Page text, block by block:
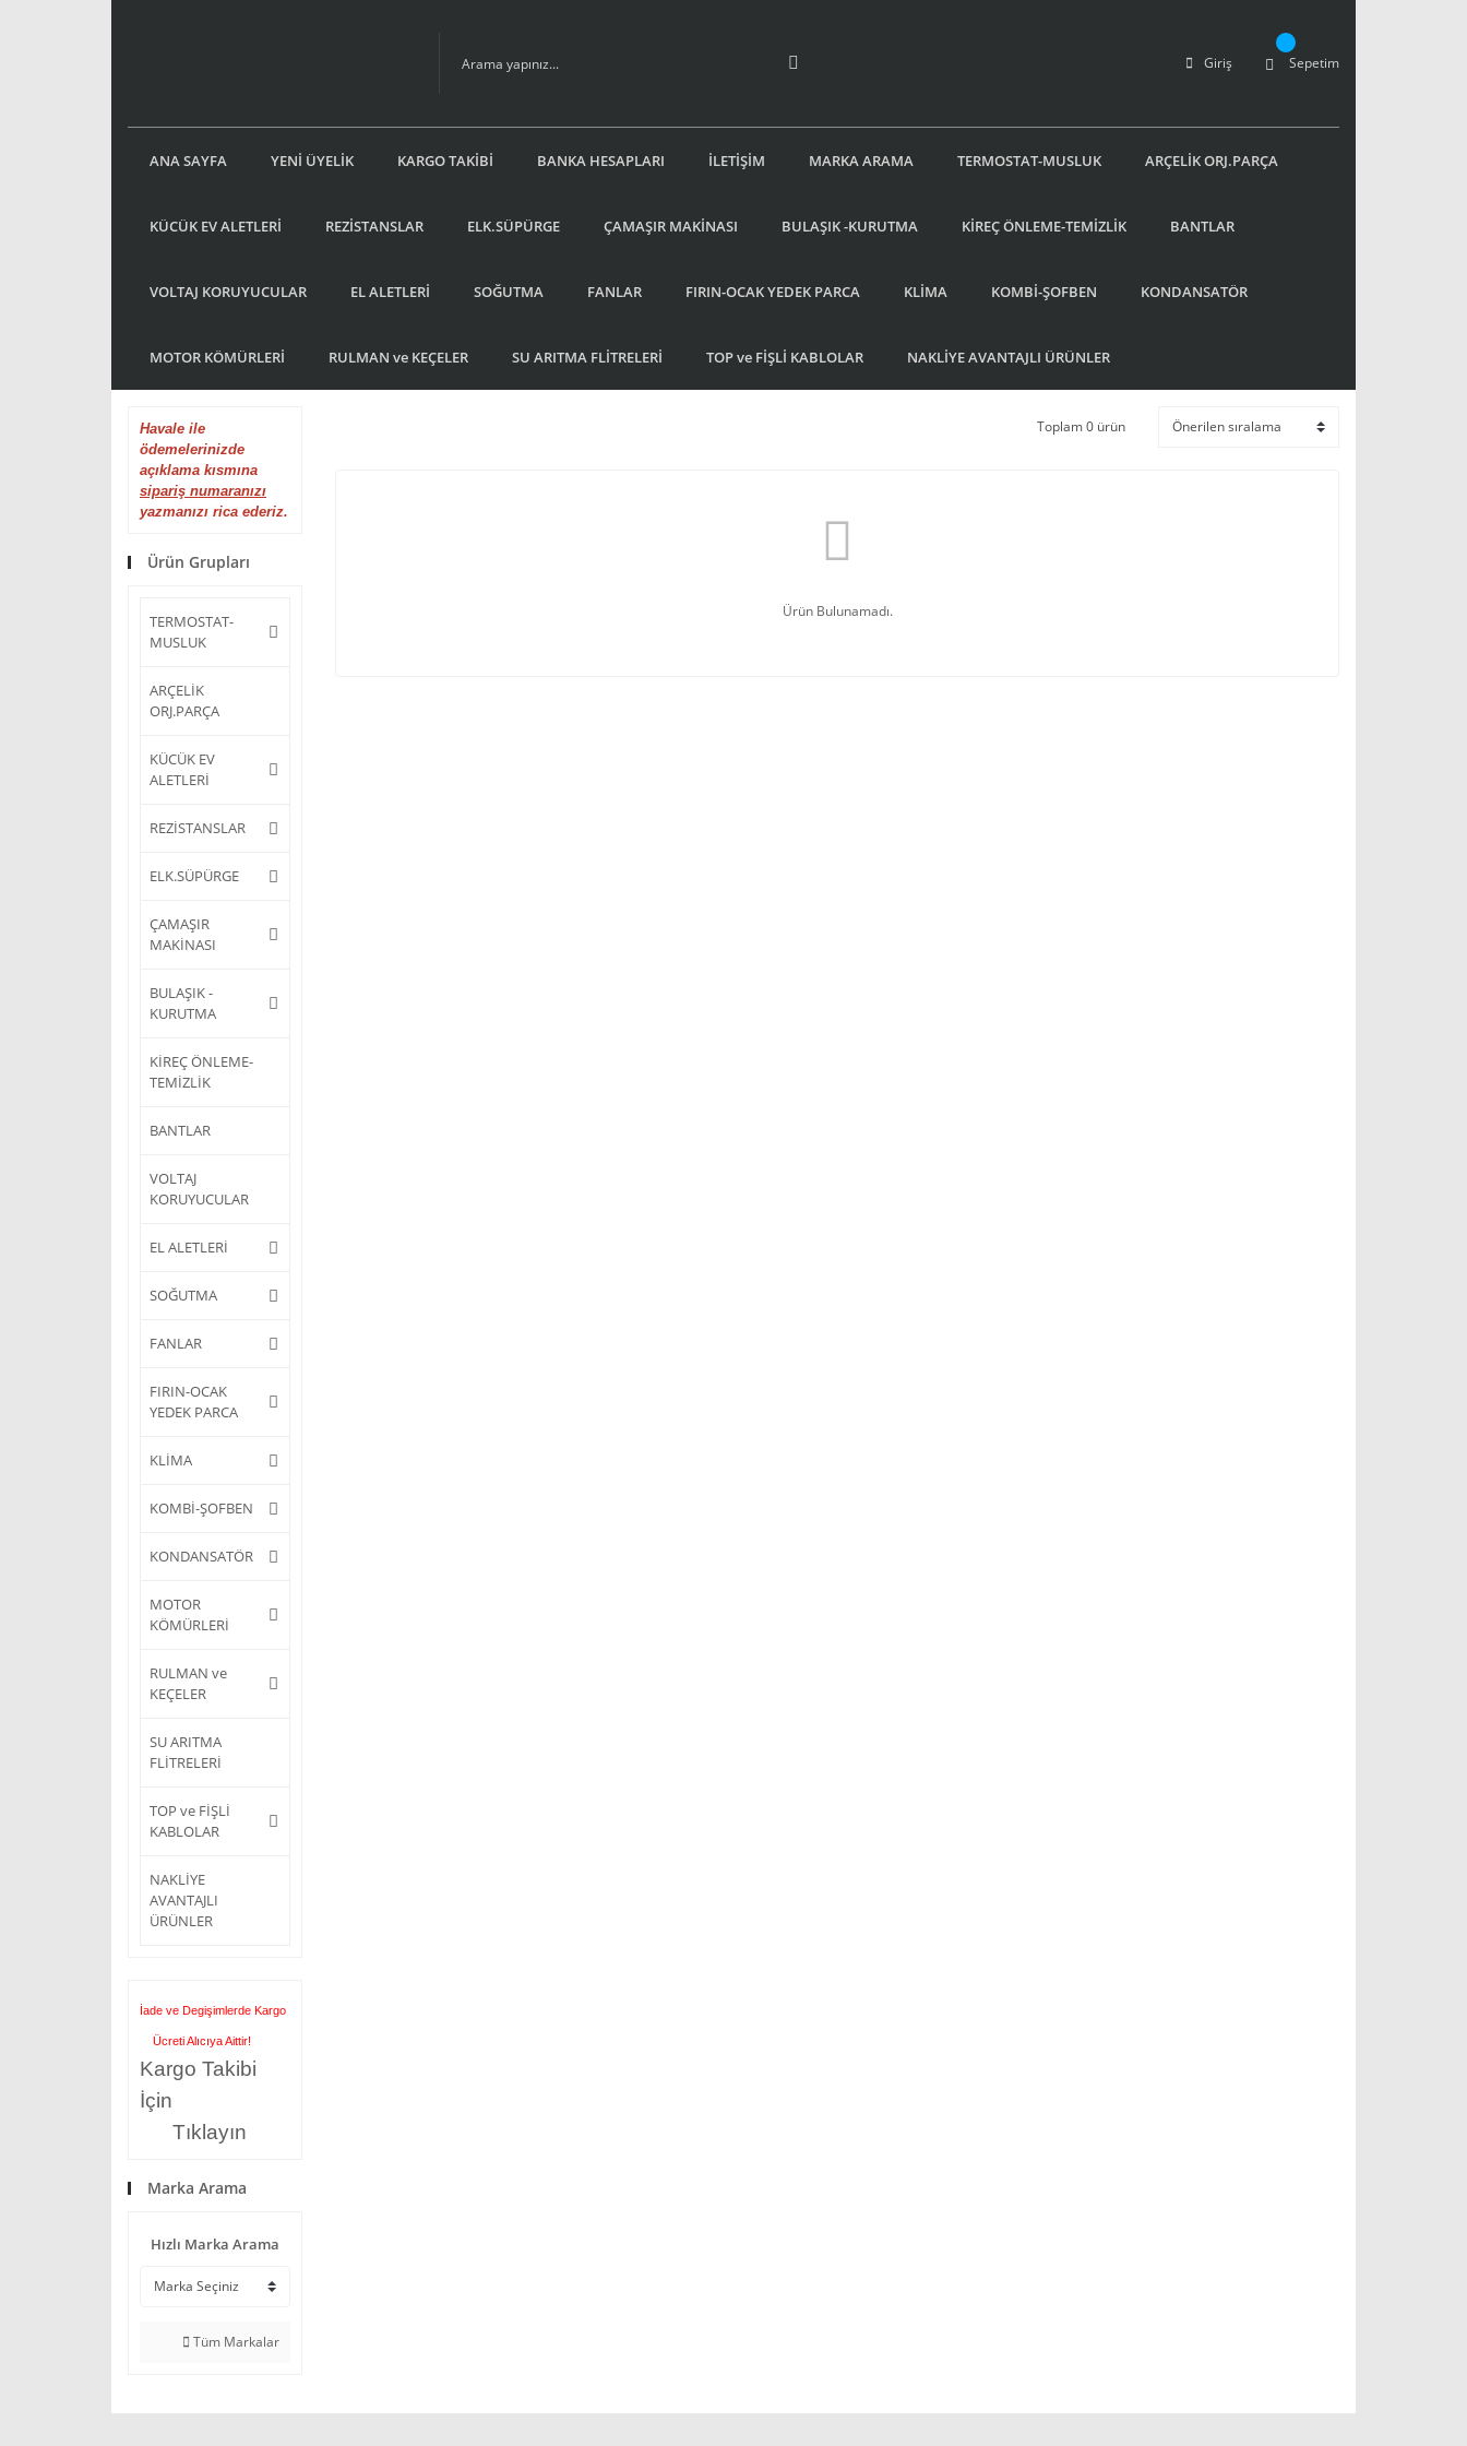
Giriş Sepetim
ANA SAYFA YENİ ÜYELİK KARGO TAKİBİ BANKA HESAPLARI İLETİŞİM MARKA ARAMA TERMOSTAT-MUSLUK ARÇELİK ORJ.PARÇA
KÜCÜK EV ALETLERİ REZİSTANSLAR ELK.SÜPÜRGE ÇAMAŞIR MAKİNASI BULAŞIK -KURUTMA KİREÇ ÖNLEME-TEMİZLİK BANTLAR
VOLTAJ KORUYUCULAR EL ALETLERİ SOĞUTMA FANLAR FIRIN-OCAK YEDEK PARCA KLİMA KOMBİ-ŞOFBEN KONDANSATÖR
MOTOR KÖMÜRLERİ RULMAN ve KEÇELER SU ARITMA FLİTRELERİ TOP ve FİŞLİ KABLOLAR NAKLİYE AVANTAJLI ÜRÜNLER
Havale ile
ödemelerinizde
açıklama kısmına
sipariş numaranızı
yazmanızı rica ederiz.
Ürün Grupları
TERMOSTAT-
MUSLUK
ARÇELİK
ORJ.PARÇA
KÜCÜK EV
ALETLERİ
REZİSTANSLAR
ELK.SÜPÜRGE
ÇAMAŞIR
MAKİNASI
BULAŞIK -
KURUTMA
KİREÇ ÖNLEME-
TEMİZLİK
BANTLAR
VOLTAJ
KORUYUCULAR
EL ALETLERİ
SOĞUTMA
FANLAR
FIRIN-OCAK
YEDEK PARCA
KLİMA
KOMBİ-ŞOFBEN
KONDANSATÖR
MOTOR
KÖMÜRLERİ
RULMAN ve
KEÇELER
SU ARITMA
FLİTRELERİ
TOP ve FİŞLİ
KABLOLAR
NAKLİYE
AVANTAJLI
ÜRÜNLER
İade ve Degişimlerde Kargo
Ücreti Alıcıya Aittir!
Kargo Takibi
İçin
Tıklayın
Marka Arama
Hızlı Marka Arama
Tüm Markalar
Toplam 0 ürün
Ürün Bulunamadı.